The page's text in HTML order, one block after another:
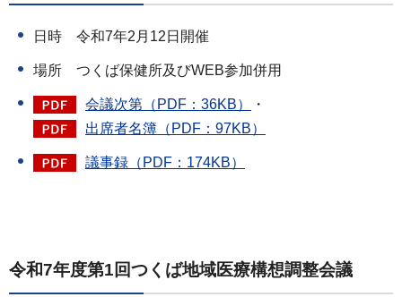
日時 令和7年2月12日開催
場所 つくば保健所及びWEB参加併用
会議次第（PDF：36KB）
・
出席者名簿（PDF：97KB）
議事録（PDF：174KB）
令和7年度第1回つくば地域医療構想調整会議